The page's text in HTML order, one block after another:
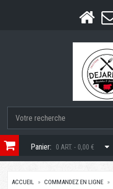
Panier: 0 ART. - 0,00 €
ACCUEIL COMMANDEZ EN LIGNE